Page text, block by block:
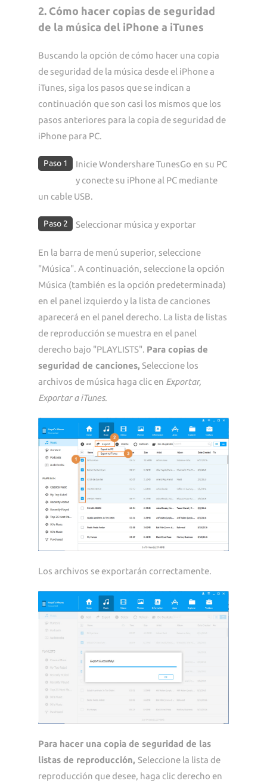
2. Cómo hacer copias de seguridad
de la música del iPhone a iTunes
Buscando la opción de cómo hacer una copia
de seguridad de la música desde el iPhone a
iTunes, siga los pasos que se indican a
continuación que son casi los mismos que los
pasos anteriores para la copia de seguridad de
iPhone para PC.
Paso 1
Inicie Wondershare TunesGo en su PC
y conecte su iPhone al PC mediante
un cable USB.
Paso 2 Seleccionar música y exportar
En la barra de menú superior, seleccione
"Música". A continuación, seleccione la opción
Música (también es la opción predeterminada)
en el panel izquierdo y la lista de canciones
aparecerá en el panel derecho. La lista de listas
de reproducción se muestra en el panel
derecho bajo "PLAYLISTS". Para copias de
seguridad de canciones, Seleccione los
archivos de música haga clic en Exportar,
Exportar a iTunes.
Los archivos se exportarán correctamente.
Para hacer una copia de seguridad de las
listas de reproducción, Seleccione la lista de
reproducción que desee, haga clic derecho en